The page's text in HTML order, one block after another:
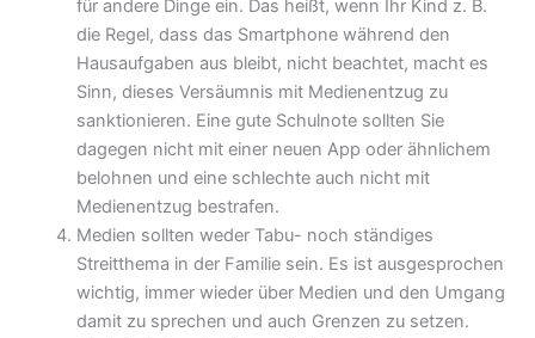
für andere Dinge ein. Das heißt, wenn Ihr Kind z. B.
die Regel, dass das Smartphone während den
Hausaufgaben aus bleibt, nicht beachtet, macht es
Sinn, dieses Versäumnis mit Medienentzug zu
sanktionieren. Eine gute Schulnote sollten Sie
dagegen nicht mit einer neuen App oder ähnlichem
belohnen und eine schlechte auch nicht mit
Medienentzug bestrafen.
Medien sollten weder Tabu- noch ständiges
Streitthema in der Familie sein. Es ist ausgesprochen
wichtig, immer wieder über Medien und den Umgang
damit zu sprechen und auch Grenzen zu setzen.